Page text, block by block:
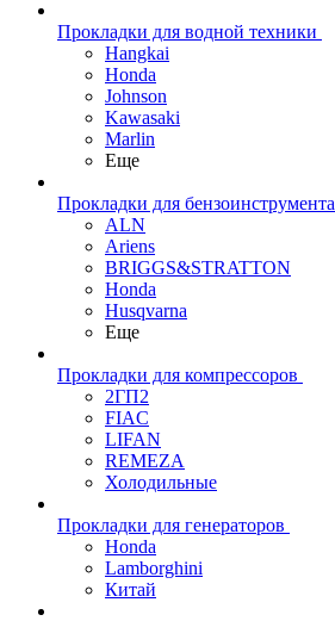
Прокладки для водной техники
Hangkai
Honda
Johnson
Kawasaki
Marlin
Еще
Прокладки для бензоинструмента
ALN
Ariens
BRIGGS&STRATTON
Honda
Husqvarna
Еще
Прокладки для компрессоров
2ГП2
FIAC
LIFAN
REMEZA
Холодильные
Прокладки для генераторов
Honda
Lamborghini
Китай